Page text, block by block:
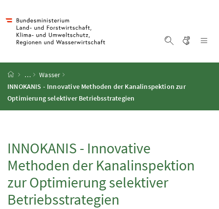
Startseite
…
Wasser
INNOKANIS - Innovative Methoden der Kanalinspektion zur
Optimierung selektiver Betriebsstrategien
INNOKANIS - Innovative
Methoden der Kanalinspektion
zur Optimierung selektiver
Betriebsstrategien